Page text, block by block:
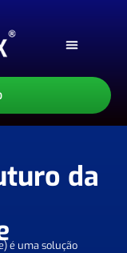
da
é uma solução